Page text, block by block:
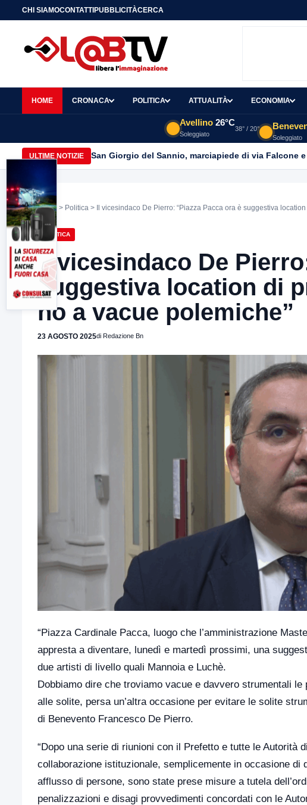
CHI SIAMOCONTATTIPUBBLICITÀCERCA
HOME CRONACA POLITICA ATTUALITÀ ECONOMIA
Avellino 26°C
Soleggiato
38° / 20°
Soleggiato
ULTIME NOTIZIE San Giorgio del Sannio, marciapiede di via Falcone
Home > Politica > Il vicesindaco De Pierro: “Piazza Pacca ora è suggestiva
POLITICA
Il vicesindaco De
suggestiva location di
no a vacue polemiche”
23 AGOSTO 2025di Redazione Bn
“Piazza Cardinale Pacca, luogo che l’amministrazione
appresta a diventare, lunedì e martedì prossimi, una
due artisti di livello quali Mannoia e Luchè.
Dobbiamo dire che troviamo vacue e davvero strumentali
alle solite, persa un’altra occasione per evitare le solite
di Benevento Francesco De Pierro.
“Dopo una serie di riunioni con il Prefetto e tutte le Autorità
collaborazione istituzionale, semplicemente in occasione di
afflusso di persone, sono state prese misure a tutela
penalizzazioni e disagi provvedimenti concordati con le